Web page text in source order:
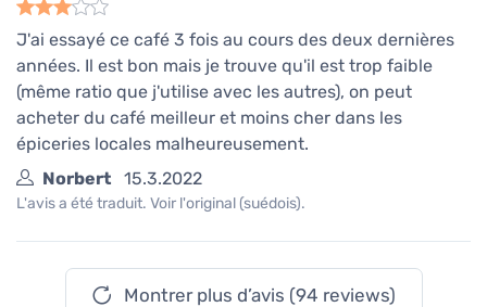
J'ai essayé ce café 3 fois au cours des deux dernières
années. Il est bon mais je trouve qu'il est trop faible
(même ratio que j'utilise avec les autres), on peut
acheter du café meilleur et moins cher dans les
épiceries locales malheureusement.
Norbert
15.3.2022
L'avis a été traduit. Voir l'original (suédois).
Montrer plus d’avis (94 reviews)